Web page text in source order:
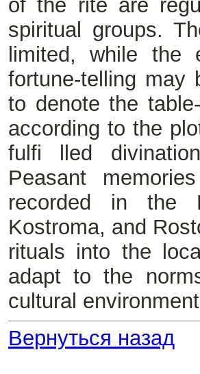
of the rite are
spiritual groups.
limited, while the
fortune-telling may
to denote the
according to the
fulfi lled
Peasant
recorded in the
Kostroma, and
rituals into the
adapt to the
cultural
Вернуться назад